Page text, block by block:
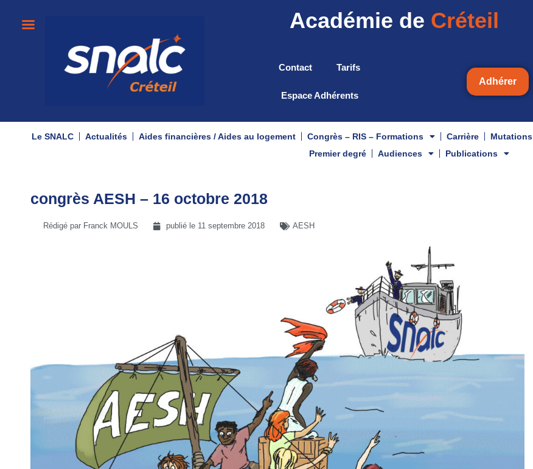
Académie de Créteil
Contact Tarifs
Espace Adhérents
Adhérer
Le SNALC Actualités Aides financières / Aides au logement Congrès – RIS – Formations Carrière Mutations
Premier degré
Audiences Publications
congrès AESH – 16 octobre 2018
Rédigé par Franck MOULS publié le 11 septembre 2018 AESH